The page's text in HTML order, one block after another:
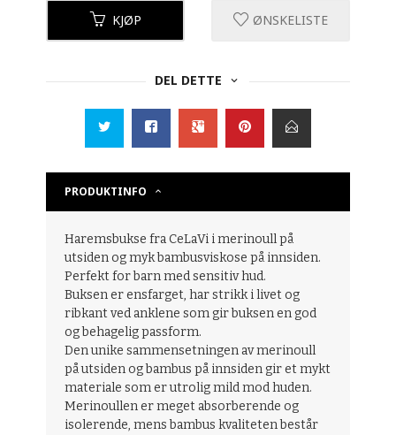
KJØP ØNSKELISTE
DEL DETTE
PRODUKTINFO
Haremsbukse fra CeLaVi i merinoull på
utsiden og myk bambusviskose på innsiden.
Perfekt for barn med sensitiv hud.
Buksen er ensfarget, har strikk i livet og
ribkant ved anklene som gir buksen en god
og behagelig passform.
Den unike sammensetningen av merinoull
på utsiden og bambus på innsiden gir et mykt
materiale som er utrolig mild mod huden.
Merinoullen er meget absorberende og
isolerende, mens bambus kvaliteten består